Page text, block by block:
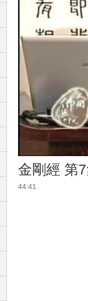
金剛經 第
44:41